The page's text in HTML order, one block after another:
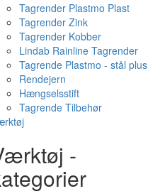
Tagrender Plastmo Plast
Tagrender Zink
Tagrender Kobber
Lindab Rainline Tagrender
Tagrende Plastmo - stål plus
Rendejern
Hængselsstift
Tagrende Tilbehør
-